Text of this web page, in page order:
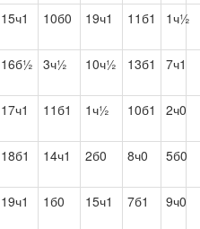
15ч1 10б0 19ч1 11б1 1ч½
16б½ 3ч½ 10ч½ 13б1 7ч1
17ч1 11б1 1ч½ 10б1 2ч0
18б1 14ч1 2б0 8ч0 5б0
19ч1 1б0 15ч1 7б1 9ч0